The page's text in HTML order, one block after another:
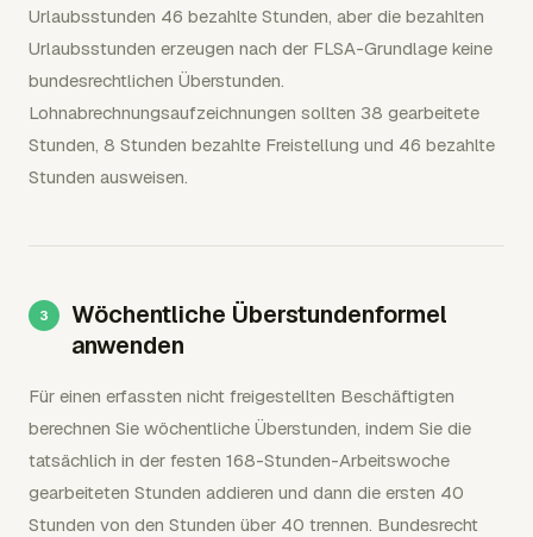
Urlaubsstunden 46 bezahlte Stunden, aber die bezahlten
Urlaubsstunden erzeugen nach der FLSA-Grundlage keine
bundesrechtlichen Überstunden.
Lohnabrechnungsaufzeichnungen sollten 38 gearbeitete
Stunden, 8 Stunden bezahlte Freistellung und 46 bezahlte
Stunden ausweisen.
Wöchentliche Überstundenformel
anwenden
Für einen erfassten nicht freigestellten Beschäftigten
berechnen Sie wöchentliche Überstunden, indem Sie die
tatsächlich in der festen 168-Stunden-Arbeitswoche
gearbeiteten Stunden addieren und dann die ersten 40
Stunden von den Stunden über 40 trennen. Bundesrecht